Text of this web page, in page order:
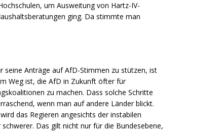
um Ausweitung von Hartz-IV-
ging. Da stimmte man
seine Anträge auf AfD-Stimmen zu stützen, ist
Weg ist, die AfD in Zukunft öfter für
zu machen. Dass solche Schritte
wenn man auf andere Länder blickt.
das Regieren angesichts der instabilen
Das gilt nicht nur für die Bundesebene,